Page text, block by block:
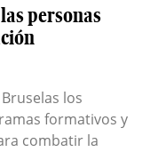
personas
los
formativos y
combatir la